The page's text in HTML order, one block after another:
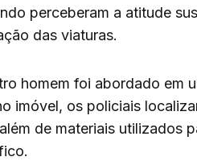
perceberam a atitude
das viaturas.
homem foi abordado em
imóvel, os policiais
de materiais utilizados